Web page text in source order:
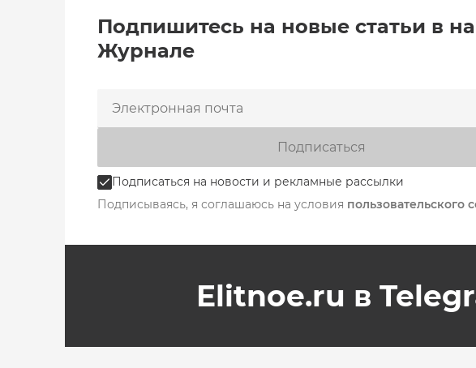
Подпишитесь на новые статьи в
Журнале
Подписаться на новости и рекламные рассылки
Подписаться
Подписываясь, я соглашаюсь на условия пользовательского
Elitnoe.ru в